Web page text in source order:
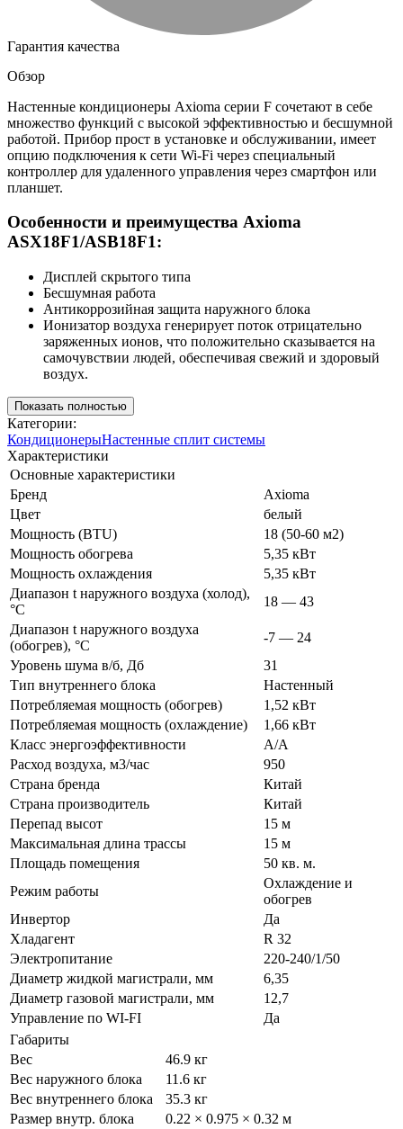
Гарантия качества
Обзор
Настенные кондиционеры Axioma серии F сочетают в себе
множество функций с высокой эффективностью и бесшумной
работой. Прибор прост в установке и обслуживании, имеет
опцию подключения к сети Wi-Fi через специальный
контроллер для удаленного управления через смартфон или
планшет.
Особенности и преимущества Axioma
ASX18F1/ASB18F1:
Дисплей скрытого типа
Бесшумная работа
Антикоррозийная защита наружного блока
Ионизатор воздуха генерирует поток отрицательно
заряженных ионов, что положительно сказывается на
самочувствии людей, обеспечивая свежий и здоровый
воздух.
Показать полностью
Категории:
КондиционерыНастенные сплит системы
Характеристики
Основные характеристики
Бренд
Axioma
Цвет
белый
Мощность (BTU)
18 (50-60 м2)
Мощность обогрева
5,35 кВт
Мощность охлаждения
5,35 кВт
Диапазон t наружного воздуха (холод),
°C
18 — 43
Диапазон t наружного воздуха
(обогрев), °C
-7 — 24
Уровень шума в/б, Дб
31
Тип внутреннего блока
Настенный
Потребляемая мощность (обогрев)
1,52 кВт
Потребляемая мощность (охлаждение)
1,66 кВт
Класс энергоэффективности
A/A
Расход воздуха, м3/час
950
Страна бренда
Китай
Страна производитель
Китай
Перепад высот
15 м
Максимальная длина трассы
15 м
Площадь помещения
50 кв. м.
Режим работы
Охлаждение и
обогрев
Инвертор
Да
Хладагент
R 32
Электропитание
220-240/1/50
Диаметр жидкой магистрали, мм
6,35
Диаметр газовой магистрали, мм
12,7
Управление по WI-FI
Да
Габариты
Вес
46.9 кг
Вес наружного блока
11.6 кг
Вес внутреннего блока
35.3 кг
Размер внутр. блока
0.22 × 0.975 × 0.32 м